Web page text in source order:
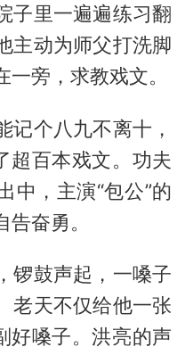
子里一遍遍练习翻
主动为师父打洗脚
旁，求教戏文。
记个八九不离十，
超百本戏文。功夫
中，主演“包公”的
奋勇。
锣鼓声起，一嗓子
老天不仅给他一张
好嗓子。洪亮的声